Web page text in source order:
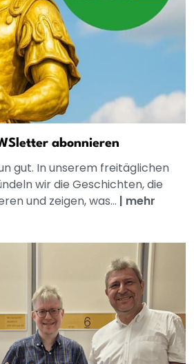
abonnieren
gut. In unserem freitäglichen
wir die Geschichten, die
und zeigen, was... | mehr